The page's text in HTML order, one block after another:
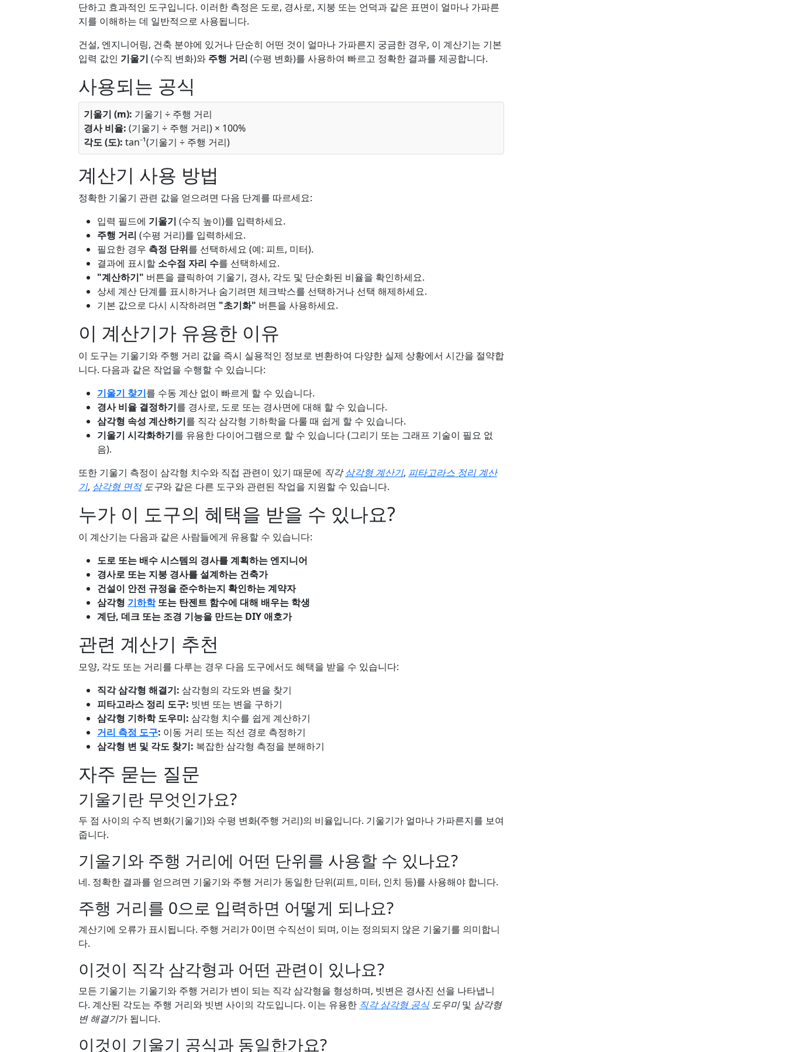
단하고 효과적인 도구입니다. 이러한 측정은 도로, 경사로, 지붕 또는 언덕과 같은 표면이 얼마나 가파른
지를 이해하는 데 일반적으로 사용됩니다.
건설, 엔지니어링, 건축 분야에 있거나 단순히 어떤 것이 얼마나 가파른지 궁금한 경우, 이 계산기는 기본
입력 값인 기울기 (수직 변화)와 주행 거리 (수평 변화)를 사용하여 빠르고 정확한 결과를 제공합니다.
사용되는 공식
기울기 (m): 기울기 ÷ 주행 거리
경사 비율: (기울기 ÷ 주행 거리) × 100%
각도 (도): tan⁻¹(기울기 ÷ 주행 거리)
계산기 사용 방법
정확한 기울기 관련 값을 얻으려면 다음 단계를 따르세요:
입력 필드에 기울기 (수직 높이)를 입력하세요.
주행 거리 (수평 거리)를 입력하세요.
필요한 경우 측정 단위를 선택하세요 (예: 피트, 미터).
결과에 표시할 소수점 자리 수를 선택하세요.
"계산하기" 버튼을 클릭하여 기울기, 경사, 각도 및 단순화된 비율을 확인하세요.
상세 계산 단계를 표시하거나 숨기려면 체크박스를 선택하거나 선택 해제하세요.
기본 값으로 다시 시작하려면 "초기화" 버튼을 사용하세요.
이 계산기가 유용한 이유
이 도구는 기울기와 주행 거리 값을 즉시 실용적인 정보로 변환하여 다양한 실제 상황에서 시간을 절약합
니다. 다음과 같은 작업을 수행할 수 있습니다:
기울기 찾기를 수동 계산 없이 빠르게 할 수 있습니다.
경사 비율 결정하기를 경사로, 도로 또는 경사면에 대해 할 수 있습니다.
삼각형 속성 계산하기를 직각 삼각형 기하학을 다룰 때 쉽게 할 수 있습니다.
기울기 시각화하기를 유용한 다이어그램으로 할 수 있습니다 (그리기 또는 그래프 기술이 필요 없
음).
또한 기울기 측정이 삼각형 치수와 직접 관련이 있기 때문에 직각삼각형 계산기, 피타고라스 정리 계산
기, 삼각형 면적도구와 같은 다른 도구와 관련된 작업을 지원할 수 있습니다.
누가 이 도구의 혜택을 받을 수 있나요?
이 계산기는 다음과 같은 사람들에게 유용할 수 있습니다:
도로 또는 배수 시스템의 경사를 계획하는 엔지니어
경사로 또는 지붕 경사를 설계하는 건축가
건설이 안전 규정을 준수하는지 확인하는 계약자
삼각형 기하학또는 탄젠트 함수에 대해 배우는 학생
계단, 데크 또는 조경 기능을 만드는 DIY 애호가
관련 계산기 추천
모양, 각도 또는 거리를 다루는 경우 다음 도구에서도 혜택을 받을 수 있습니다:
직각 삼각형 해결기: 삼각형의 각도와 변을 찾기
피타고라스 정리 도구: 빗변 또는 변을 구하기
삼각형 기하학 도우미: 삼각형 치수를 쉽게 계산하기
거리 측정 도구: 이동 거리 또는 직선 경로 측정하기
삼각형 변 및 각도 찾기: 복잡한 삼각형 측정을 분해하기
자주 묻는 질문
기울기란 무엇인가요?
두 점 사이의 수직 변화(기울기)와 수평 변화(주행 거리)의 비율입니다. 기울기가 얼마나 가파른지를 보여
줍니다.
기울기와 주행 거리에 어떤 단위를 사용할 수 있나요?
네. 정확한 결과를 얻으려면 기울기와 주행 거리가 동일한 단위(피트, 미터, 인치 등)를 사용해야 합니다.
주행 거리를 0으로 입력하면 어떻게 되나요?
계산기에 오류가 표시됩니다. 주행 거리가 0이면 수직선이 되며, 이는 정의되지 않은 기울기를 의미합니
다.
이것이 직각 삼각형과 어떤 관련이 있나요?
모든 기울기는 기울기와 주행 거리가 변이 되는 직각 삼각형을 형성하며, 빗변은 경사진 선을 나타냅니
다. 계산된 각도는 주행 거리와 빗변 사이의 각도입니다. 이는 유용한 직각 삼각형 공식도우미및 삼각형
변 해결기가 됩니다.
이것이 기울기 공식과 동일한가요?